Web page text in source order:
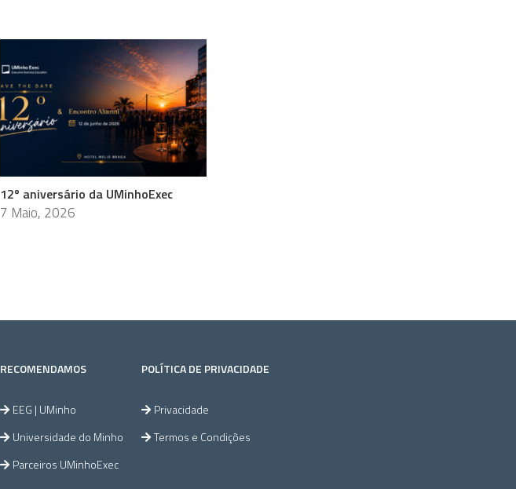
12º aniversário da UMinhoExec
7 Maio, 2026
RECOMENDAMOS
EEG | UMinho
Universidade do Minho
Parceiros UMinhoExec
POLÍTICA DE PRIVACIDADE
Privacidade
Termos e Condições